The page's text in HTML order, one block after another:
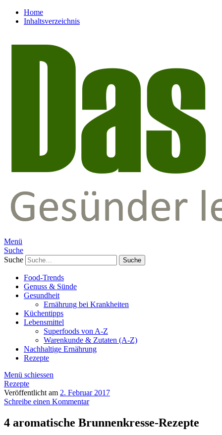
Home
Inhaltsverzeichnis
Menü
Suche
Suche
Food-Trends
Genuss & Sünde
Gesundheit
Ernährung bei Krankheiten
Küchentipps
Lebensmittel
Superfoods von A-Z
Warenkunde & Zutaten (A-Z)
Nachhaltige Ernährung
Rezepte
Menü schiessen
Rezepte
Veröffentlicht am 2. Februar 2017
Schreibe einen Kommentar
4 aromatische Brunnenkresse-Rezepte